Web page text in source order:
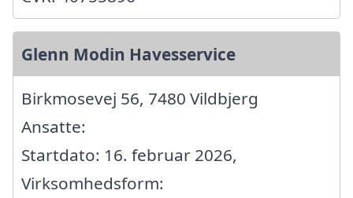
Glenn Modin Havesservice
Birkmosevej 56, 7480 Vildbjerg
Ansatte:
Startdato: 16. februar 2026,
Virksomhedsform: